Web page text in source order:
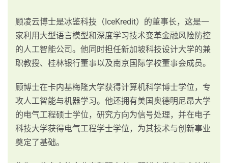
顾凌云博士是冰鉴科技（IceKredit）的董事长，这是一
家利用大型语言模型和深度学习技术变革金融风险防控
的人工智能公司。他同时担任新加坡科技设计大学的兼
职教授、桂林银行董事以及南京国际学校董事会成员。
顾博士在卡内基梅隆大学获得计算机科学博士学位，专
攻人工智能与机器学习。他还拥有美国奥德明尼昂大学
的电气工程硕士学位，研究方向为信号处理，并在电子
科技大学获得电气工程学士学位，为其技术与创新事业
奠定了基础。